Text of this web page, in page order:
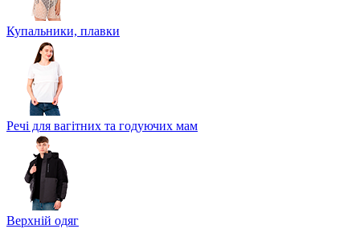
Купальники, плавки
Речі для вагітних та годуючих мам
Верхній одяг